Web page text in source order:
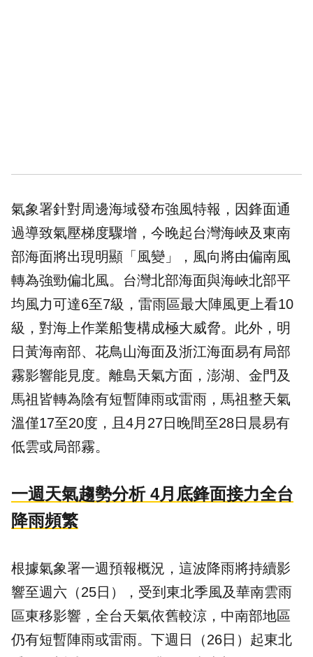
氣象署針對周邊海域發布強風特報，因鋒面通
過導致氣壓梯度驟增，今晚起台灣海峽及東南
部海面將出現明顯「風變」，風向將由偏南風
轉為強勁偏北風。台灣北部海面與海峽北部平
均風力可達6至7級，雷雨區最大陣風更上看10
級，對海上作業船隻構成極大威脅。此外，明
日黃海南部、花鳥山海面及浙江海面易有局部
霧影響能見度。離島天氣方面，澎湖、金門及
馬祖皆轉為陰有短暫陣雨或雷雨，馬祖整天氣
溫僅17至20度，且4月27日晚間至28日晨易有
低雲或局部霧。
一週天氣趨勢分析 4月底鋒面接力全台
降雨頻繁
根據氣象署一週預報概況，這波降雨將持續影
響至週六（25日），受到東北季風及華南雲雨
區東移影響，全台天氣依舊較涼，中南部地區
仍有短暫陣雨或雷雨。下週日（26日）起東北